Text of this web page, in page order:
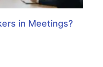
in Meetings?